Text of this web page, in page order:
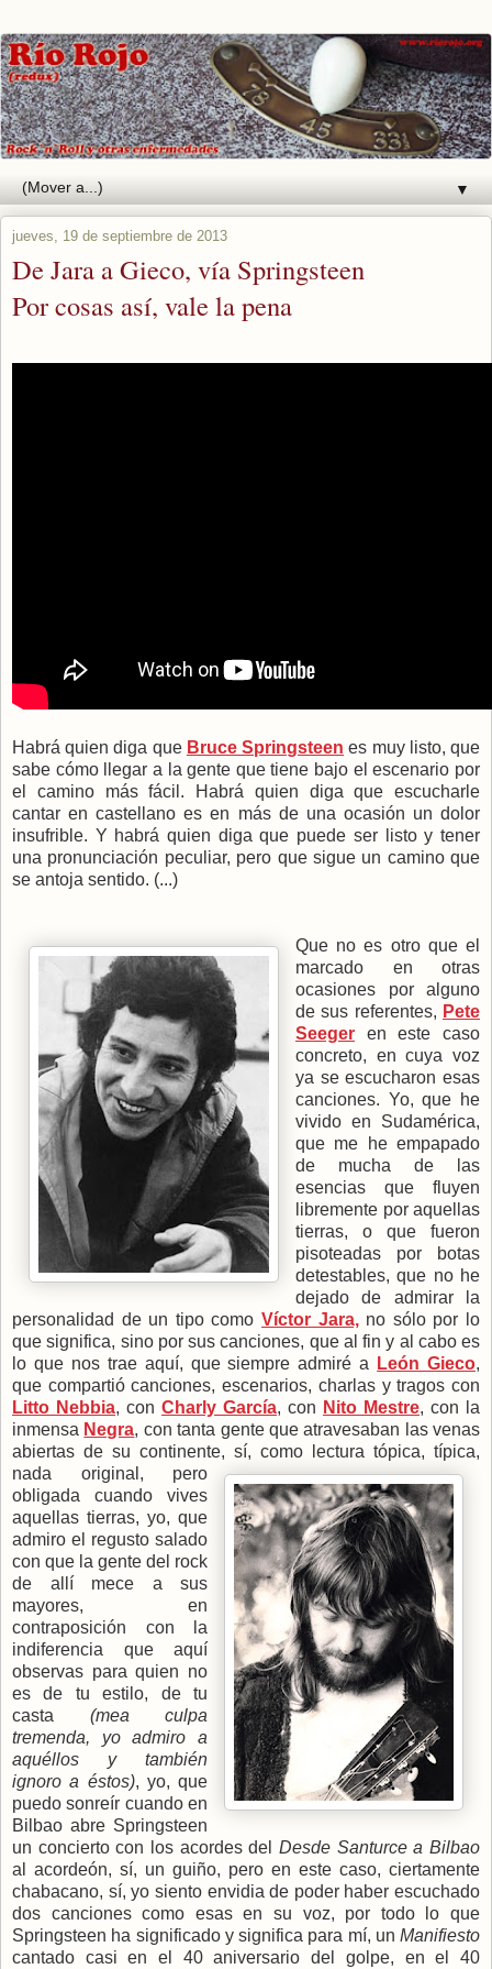
▼
jueves, 19 de septiembre de 2013
De Jara a Gieco, vía Springsteen
Por cosas así, vale la pena
Habrá quien diga que Bruce Springsteen es muy listo, que
sabe cómo llegar a la gente que tiene bajo el escenario por
el camino más fácil. Habrá quien diga que escucharle
cantar en castellano es en más de una ocasión un dolor
insufrible. Y habrá quien diga que puede ser listo y tener
una pronunciación peculiar, pero que sigue un camino que
se antoja sentido. (...)
Que no es otro que el
marcado en otras
ocasiones por alguno
de sus referentes, Pete
Seeger en este caso
concreto, en cuya voz
ya se escucharon esas
canciones. Yo, que he
vivido en Sudamérica,
que me he empapado
de mucha de las
esencias que fluyen
libremente por aquellas
tierras, o que fueron
pisoteadas por botas
detestables, que no he
dejado de admirar la
personalidad de un tipo como Víctor Jara,no sólo por lo
que significa, sino por sus canciones, que al fin y al cabo es
lo que nos trae aquí, que siempre admiré a
León Gieco,
que compartió canciones, escenarios, charlas y tragos con
Litto Nebbia, con Charly García, con Nito Mestre, con la
inmensa Negra, con tanta gente que atravesaban las venas
abiertas de su continente, sí, como lectura tópica, típica,
nada original, pero
obligada cuando vives
aquellas tierras, yo, que
admiro el regusto salado
con que la gente del rock
de allí mece a sus
mayores, en
contraposición con la
indiferencia que aquí
observas para quien no
es de tu estilo, de tu
casta (mea culpa
tremenda, yo admiro a
aquéllos y también
ignoro a éstos), yo, que
puedo sonreír cuando en
Bilbao abre Springsteen
un concierto con los acordes del Desde Santurce a Bilbao
al acordeón, sí, un guiño, pero en este caso, ciertamente
chabacano, sí, yo siento envidia de poder haber escuchado
dos canciones como esas en su voz, por todo lo que
Springsteen ha significado y significa para mí, un Manifiesto
cantado casi en el 40 aniversario del golpe, en el 40